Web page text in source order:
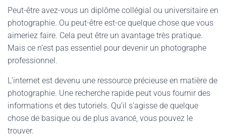
Peut-être avez-vous un diplôme collégial ou universitaire en
photographie. Ou peut-être est-ce quelque chose que vous
aimeriez faire. Cela peut être un avantage très pratique.
Mais ce n’est pas essentiel pour devenir un photographe
professionnel.
L’internet est devenu une ressource précieuse en matière de
photographie. Une recherche rapide peut vous fournir des
informations et des tutoriels. Qu’il s’agisse de quelque
chose de basique ou de plus avancé, vous pouvez le
trouver.